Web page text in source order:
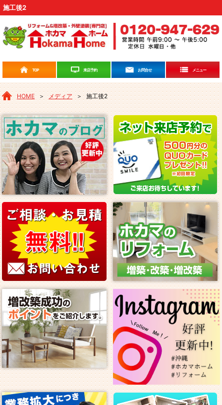
施工後2
TOP 来店予約 お問合せ メニュー
HOME ＞ メディア ＞ 施工後2